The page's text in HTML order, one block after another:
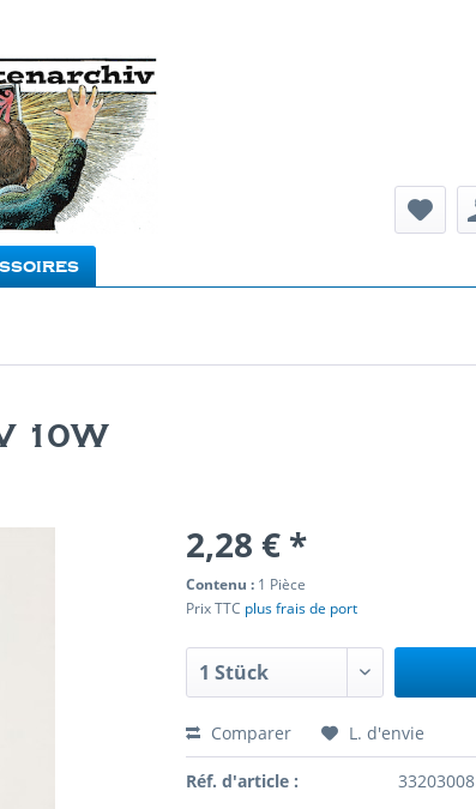
10W
2,28 € *
Contenu : 1 Pièce
Prix TTC plus frais de port
Comparer L. d'envie
Réf. d'article : 33203008